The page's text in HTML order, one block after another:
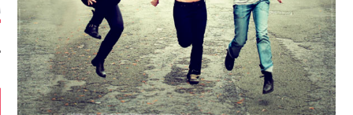
6.8
– HEL...